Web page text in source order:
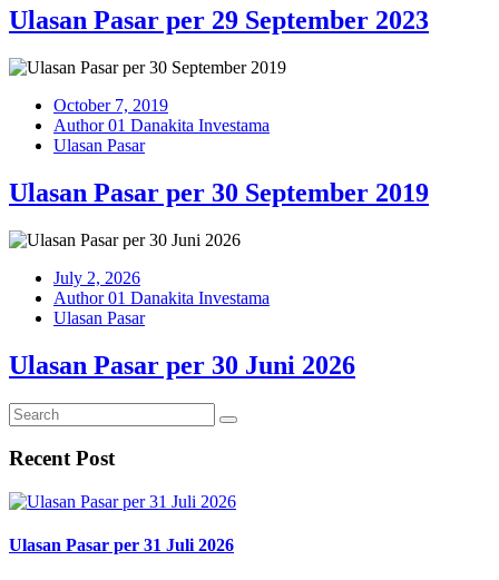
Ulasan Pasar per 29 September 2023
October 7, 2019
Author 01 Danakita Investama
Ulasan Pasar
Ulasan Pasar per 30 September 2019
July 2, 2026
Author 01 Danakita Investama
Ulasan Pasar
Ulasan Pasar per 30 Juni 2026
Recent Post
Ulasan Pasar per 31 Juli 2026